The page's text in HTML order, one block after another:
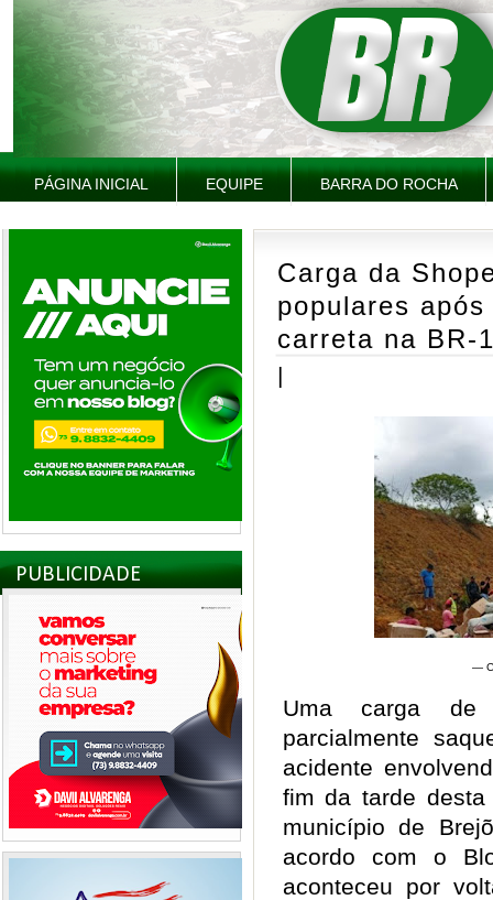
PÁGINA INICIAL EQUIPE BARRA DO ROCHA
PUBLICIDADE
Carga da
populares
carreta na BR-
|
—
Uma carga de
parcialmente
acidente
fim da tarde
município de
acordo com o
aconteceu por